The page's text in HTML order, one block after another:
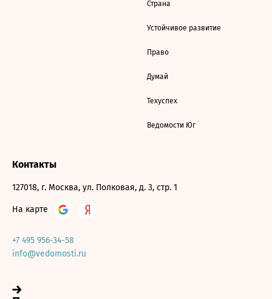
Страна
Устойчивое развитие
Право
Думай
Техуспех
Ведомости Юг
Контакты
127018, г. Москва, ул. Полковая, д. 3, стр. 1
На карте
+7 495 956-34-58
info@vedomosti.ru